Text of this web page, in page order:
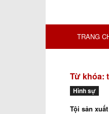
TRANG
Từ khóa:
Hình sự
Tội sản